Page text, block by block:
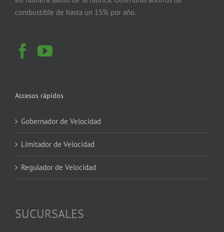
combustible de hasta un 15% por año.
Accesos rápidos
Gobernador de Velocidad
Limitador de Velocidad
Regulador de Velocidad
SUCURSALES